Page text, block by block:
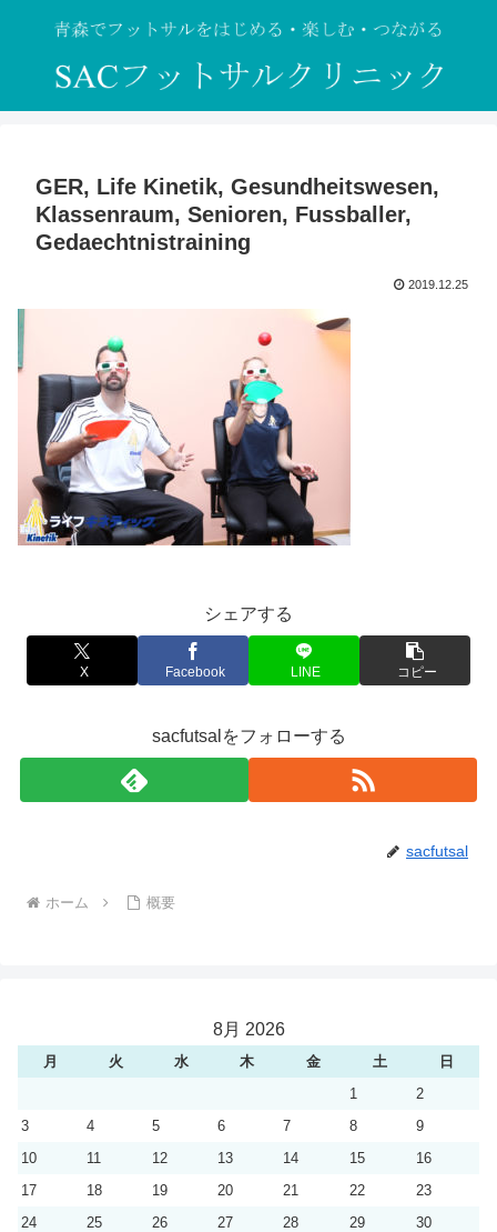
GER, Life Kinetik, Gesundheitswesen,
Klassenraum, Senioren, Fussballer,
Gedaechtnistraining
2019.12.25
シェアする
X Facebook LINE コピー
sacfutsalをフォローする
sacfutsal
ホーム 概要
8月 2026
月 火 水 木 金 土
日
1
2
3
4 5 6 7 8
9
10
11 12 13 14 15
16
17
18 19 20 21 22
23
24
25 26 27 28 29
30